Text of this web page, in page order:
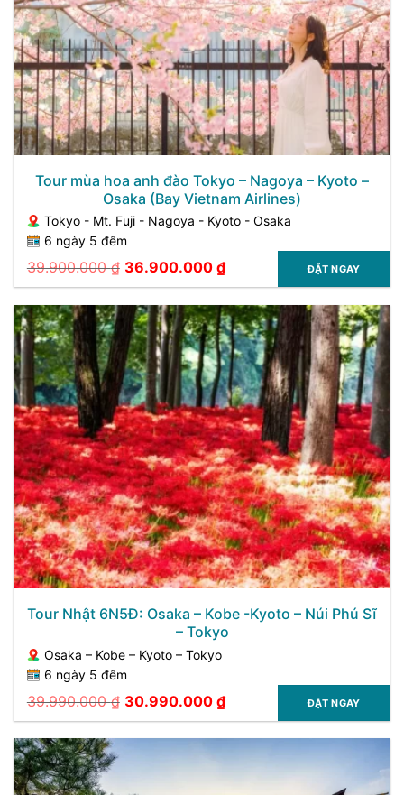
Tour mùa hoa anh đào Tokyo – Nagoya – Kyoto –
Osaka (Bay Vietnam Airlines)
Tokyo - Mt. Fuji - Nagoya - Kyoto - Osaka
6 ngày 5 đêm
39.900.000₫ Giá
gốc
là:
39.900.000 ₫.
36.900.000 ₫
Giá
hiện
tại
là:
36.900.000 ₫.
ĐẶT NGAY
Tour Nhật 6N5Đ: Osaka – Kobe -Kyoto – Núi Phú Sĩ
– Tokyo
Osaka – Kobe – Kyoto – Tokyo
6 ngày 5 đêm
39.990.000₫ Giá
gốc
là:
39.990.000 ₫.
30.990.000 ₫
Giá
hiện
tại
30.990.000 ₫.
ĐẶT NGAY